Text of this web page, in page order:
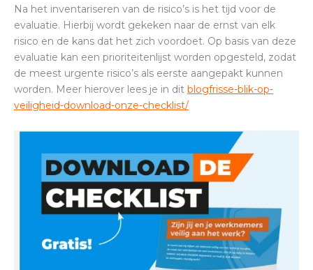
Na het inventariseren van de risico’s is het tijd voor de
evaluatie. Hierbij wordt gekeken naar de ernst van elk
risico en de kans dat het zich voordoet. Op basis van deze
evaluatie kan een prioriteitenlijst worden opgesteld, zodat
de meest urgente risico’s als eerste aangepakt kunnen
worden. Meer hierover lees je in dit blogfrisse-blik-op-
veiligheid-download-onze-checklist/